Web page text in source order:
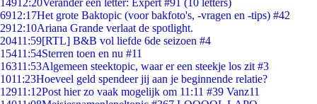
14912:20Verander één letter: Expert #91 (10 letters)
6912:17Het grote Baktopic (voor bakfoto's, -vragen en -tips) #42
2912:10Ariana Grande verlaat de spotlight.
20411:59[RTL] B&B vol liefde 6de seizoen #4
15411:54Sterren toen en nu #11
16311:53Algemeen steektopic, waar er een steekje los zit #3
1011:23Hoeveel geld spendeer jij aan je beginnende relatie?
12911:12Post hier zo vaak mogelijk om 11:11 #39 Vanz11